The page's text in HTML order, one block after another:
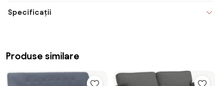
Specificații
Produse similare